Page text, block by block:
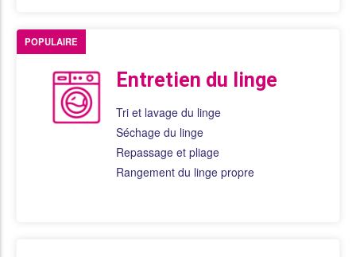
Entretien du linge
Tri et lavage du linge
Séchage du linge
Repassage et pliage
Rangement du linge propre
POPULAIRE